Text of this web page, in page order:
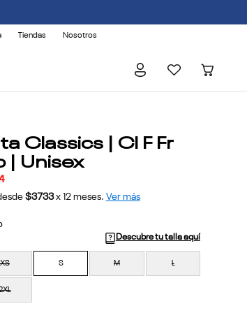
Tiendas Nosotros
Classics | Cl F Fr
| Unisex
$3733 x 12meses. Ver más
Descubre tu talla aquí
XS S M L